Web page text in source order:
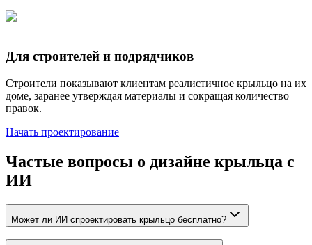
Для строителей и подрядчиков
Строители показывают клиентам реалистичное крыльцо на их
доме, заранее утверждая материалы и сокращая количество
правок.
Начать проектирование
Частые вопросы о дизайне крыльца с
ИИ
Может ли ИИ спроектировать крыльцо бесплатно?